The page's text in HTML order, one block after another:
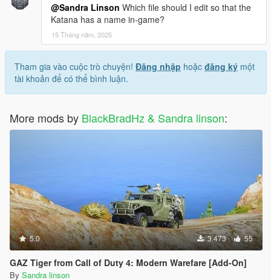
@Sandra Linson Which file should I edit so that the
Katana has a name in-game?
15 Tháng năm, 2025
Tham gia vào cuộc trò chuyện! Đăng nhập hoặc đăng ký một
tài khoản để có thể bình luận.
More mods by BlackBradHz & Sandra linson:
5.0 3.473 55
GAZ Tiger from Call of Duty 4: Modern Warefare [Add-On]
By Sandra linson